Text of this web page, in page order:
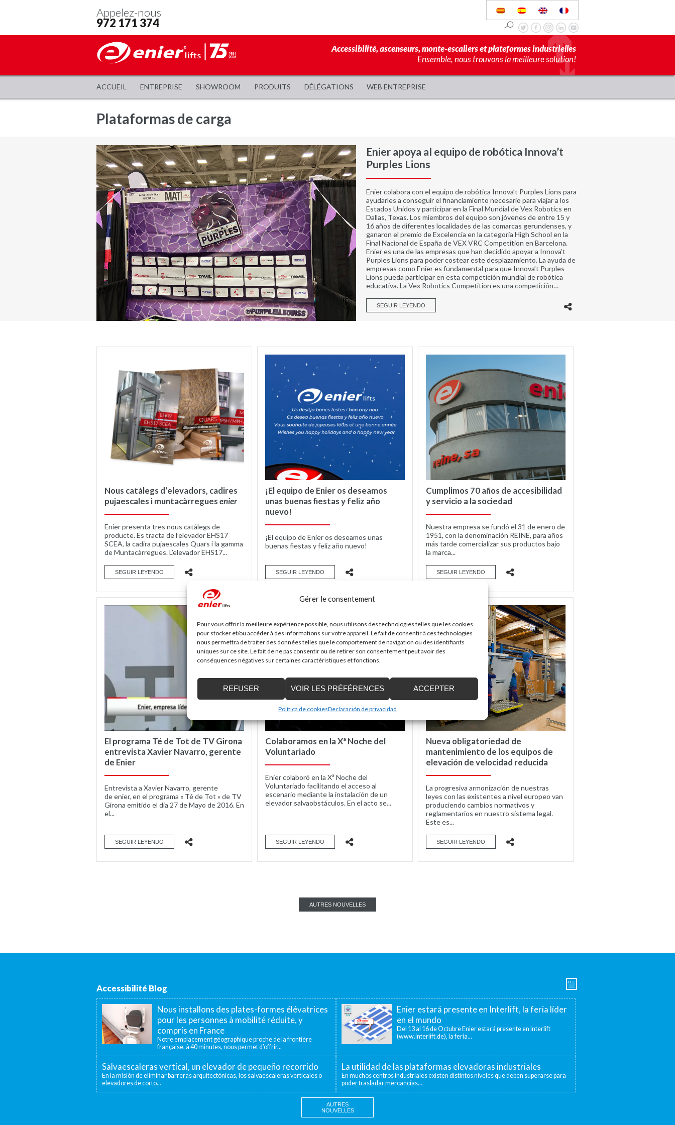
Gérer le consentement
Pour vous offrir la meilleure expérience possible, nous utilisons des technologies telles que les cookies
pour stocker et/ou accéder à des informations sur votre appareil. Le fait de consentir à ces technologies
nous permettra de traiter des données telles que le comportement de navigation ou des identifiants
uniques sur ce site. Le fait de ne pas consentir ou de retirer son consentement peut avoir des
conséquences négatives sur certaines caractéristiques et fonctions.
ACCEPTER
REFUSER VOIR LES PRÉFÉRENCES
Política de cookiesDeclaración de privacidad
Appelez-nous
972 171 374
Accessibilité, ascenseurs, monte-escaliers et plateformes industrielles
Ensemble, nous trouvons la meilleure solution!
ACCUEIL ENTREPRISE SHOWROOM PRODUITS DÉLÉGATIONS WEB ENTREPRISE
Plataformas de carga
Enier apoya al equipo de robótica Innova’t
Purples Lions
Enier colabora con el equipo de robótica Innova’t Purples Lions para
ayudarles a conseguir el financiamiento necesario para viajar a los
Estados Unidos y participar en la Final Mundial de Vex Robotics en
Dallas, Texas. Los miembros del equipo son jóvenes de entre 15 y
16 años de diferentes localidades de las comarcas gerundenses, y
ganaron el premio de Excelencia en la categoría High School en la
Final Nacional de España de VEX VRC Competition en Barcelona.
Enier es una de las empresas que han decidido apoyar a Innova’t
Purples Lions para poder costear este desplazamiento. La ayuda de
empresas como Enier es fundamental para que Innova’t Purples
Lions pueda participar en esta competición mundial de robótica
educativa. La Vex Robotics Competition es una competición…
SEGUIR LEYENDO
Nous catàlegs d’elevadors, cadires
pujaescales i muntacàrreguesenier
Enier presenta tres nous catàlegs de
producte. Es tracta de l’elevador EHS17
SCEA, la cadira pujaescales Quars i la gamma
de Muntacàrregues. L’elevador EHS17...
SEGUIR LEYENDO
¡El equipo de Enier os deseamos
unas buenas fiestas y feliz año
nuevo!
¡El equipo de Enier os deseamos unas
buenas fiestas y feliz año nuevo!
SEGUIR LEYENDO
Cumplimos 70 años de accesibilidad
y servicio a la sociedad
Nuestra empresa se fundó el 31 de enero de
1951, con la denominación REINE, para años
más tarde comercializar sus productos bajo
la marca...
SEGUIR LEYENDO
El programa Té de Tot de TV Girona
entrevista Xavier Navarro, gerente
de Enier
Entrevista a Xavier Navarro, gerente
de enier, en el programa « Té de Tot » de TV
Girona emitido el dia 27 de Mayo de 2016. En
el...
SEGUIR LEYENDO
Colaboramos en la Xª Noche del
Voluntariado
Enier colaboró en la Xª Noche del
Voluntariado facilitando el acceso al
escenario mediante la instalación de un
elevador salvaobstáculos. En el acto se...
SEGUIR LEYENDO
Nueva obligatoriedad de
mantenimiento de los equipos de
elevación de velocidad reducida
La progresiva armonización de nuestras
leyes con las existentes a nivel europeo van
produciendo cambios normativos y
reglamentarios en nuestro sistema legal.
Este es...
SEGUIR LEYENDO
AUTRES NOUVELLES
Accessibilité Blog
Nous installons des plates-formes élévatrices
pour les personnes à mobilité réduite, y
compris en France
Notre emplacement géographique proche de la frontière
française, à 40 minutes, nous permet d’offrir...
Enier estará presente en Interlift, la feria líder
en el mundo
Del 13 al 16 de Octubre Enier estará presente en Interlift
(www.interlift.de), la feria...
Salvaescaleras vertical, un elevador de pequeño recorrido
En la misión de eliminar barreras arquitectónicas, los salvaescaleras verticales o
elevadores de corto...
La utilidad de las plataformas elevadoras industriales
En muchos centros industriales existen distintos niveles que deben superarse para
poder trasladar mercancías...
AUTRES
NOUVELLES